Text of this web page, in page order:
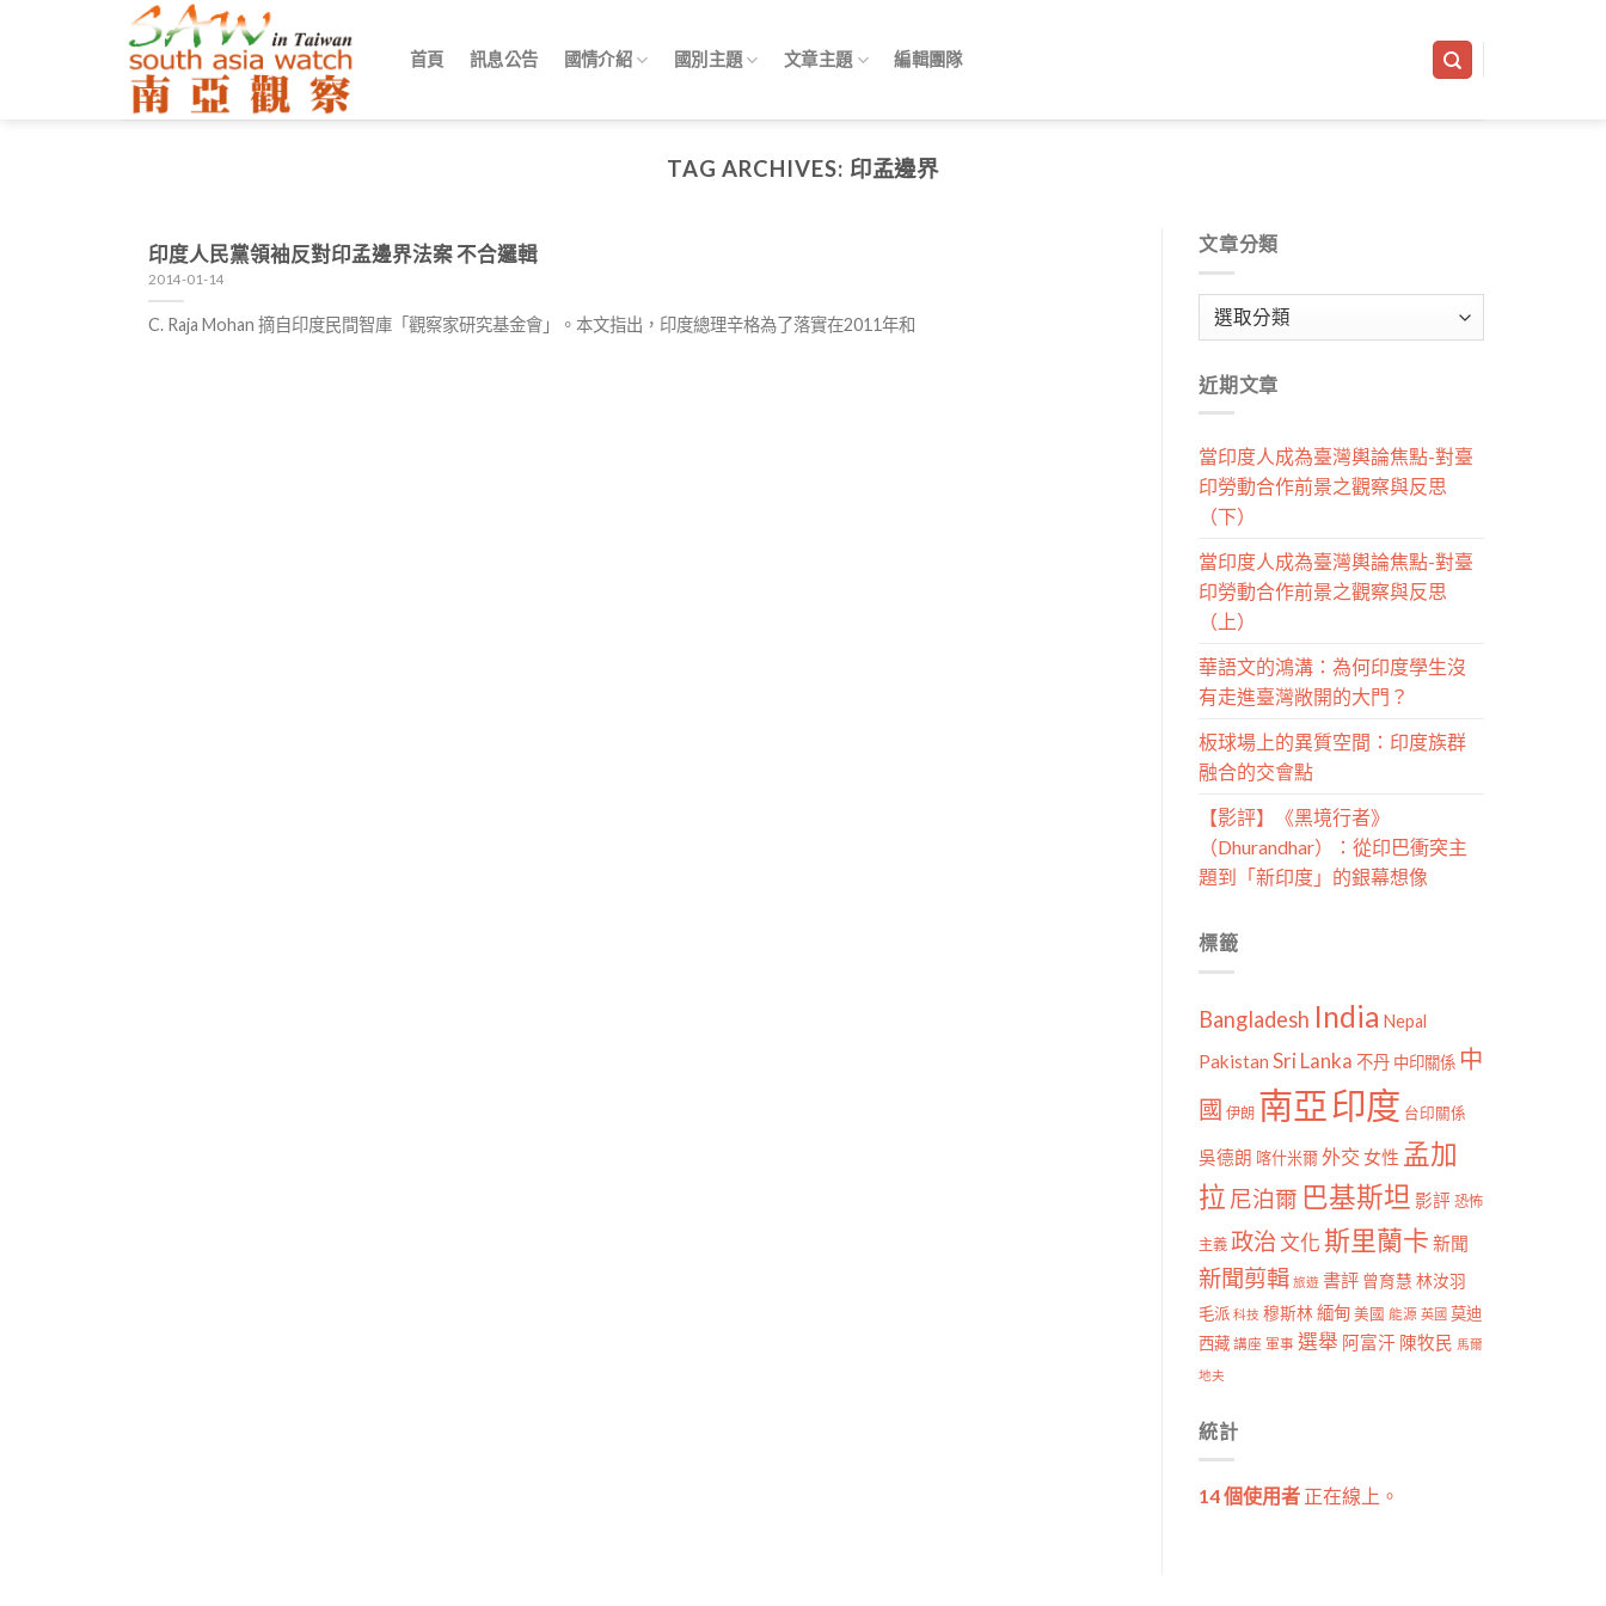
首頁 訊息公告 國情介紹 國別主題 文章主題 編輯團隊
TAG ARCHIVES: 印孟邊界
印度人民黨領袖反對印孟邊界法案 不合邏輯
2014-01-14
C. Raja Mohan 摘自印度民間智庫「觀察家研究基金會」。本文指出，印度總理辛格為了落實在2011年和
文章分類
類
近期文章
當印度人成為臺灣輿論焦點-對臺
印勞動合作前景之觀察與反思
（下）
當印度人成為臺灣輿論焦點-對臺
印勞動合作前景之觀察與反思
（上）
華語文的鴻溝：為何印度學生沒
有走進臺灣敞開的大門？
板球場上的異質空間：印度族群
融合的交會點
【影評】《黑境行者》
（Dhurandhar）：從印巴衝突主
題到「新印度」的銀幕想像
標籤
Bangladesh India Nepal
Pakistan Sri Lanka 不丹 中印關係 中
國 伊朗 南亞印度 台印關係
吳德朗 喀什米爾外交 女性 孟加
拉 尼泊爾 巴基斯坦 影評 恐怖
主義 政治文化斯里蘭卡 新聞
新聞剪輯 旅遊 書評 曾育慧 林汝羽
毛派 科技 穆斯林 緬甸 美國 能源 英國 莫迪
西藏 講座 軍事 選舉 阿富汗 陳牧民 馬爾
地夫
統計
14 個使用者 正在線上。